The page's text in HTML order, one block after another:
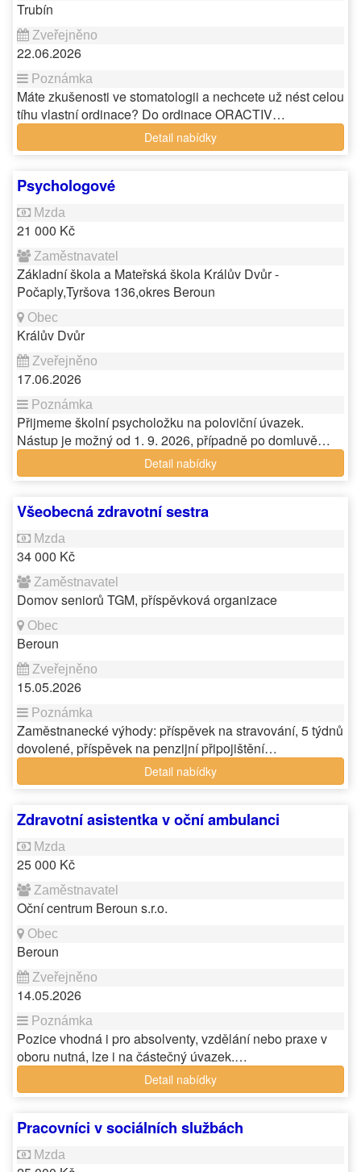
Trubín
22.06.2026
Máte zkušenosti ve stomatologii a nechcete už nést celou
tíhu vlastní ordinace? Do ordinace ORACTIV…
Detail nabídky
Psychologové
21 000 Kč
Základní škola a Mateřská škola Králův Dvůr -
Počaply,Tyršova 136,okres Beroun
Králův Dvůr
17.06.2026
Přijmeme školní psycholožku na poloviční úvazek.
Nástup je možný od 1. 9. 2026, případně po domluvě…
Detail nabídky
Všeobecná zdravotní sestra
34 000 Kč
Domov seniorů TGM, příspěvková organizace
Beroun
15.05.2026
Zaměstnanecké výhody: příspěvek na stravování, 5 týdnů
dovolené, příspěvek na penzijní připojištění…
Detail nabídky
Zdravotní asistentka v oční ambulanci
25 000 Kč
Oční centrum Beroun s.r.o.
Beroun
14.05.2026
Pozice vhodná i pro absolventy, vzdělání nebo praxe v
oboru nutná, lze i na částečný úvazek.…
Detail nabídky
Pracovníci v sociálních službách